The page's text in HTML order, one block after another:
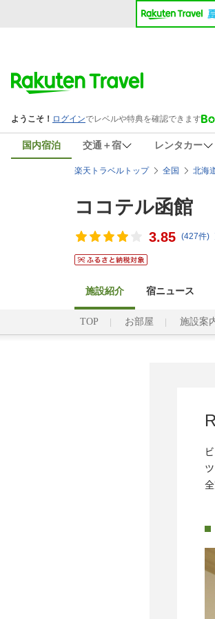
国内宿泊 交通＋宿 レンタカー
楽天トラベルトップ 全国 北海
ココテル函館
3.85 (427件)
施設紹介 宿ニュース
TOP お部屋 施設案